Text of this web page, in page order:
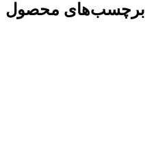
برچسب‌های محصول